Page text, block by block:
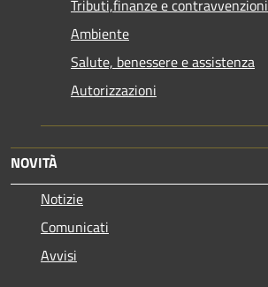
Tributi,finanze e contravvenzioni
Ambiente
Salute, benessere e assistenza
Autorizzazioni
NOVITÀ
Notizie
Comunicati
Avvisi